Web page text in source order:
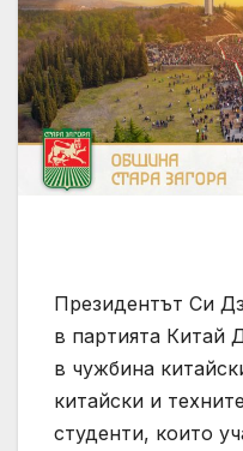
Президентът Си
в партията Китай
в чужбина
китайски и
студенти, които